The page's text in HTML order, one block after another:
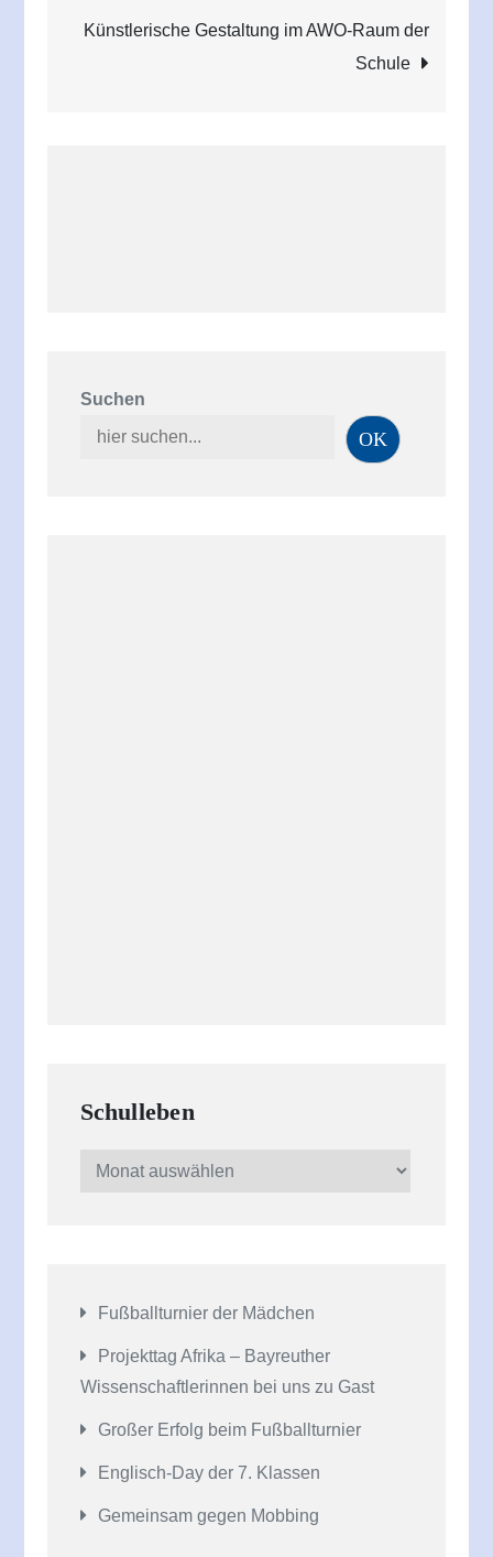
Künstlerische Gestaltung im AWO-Raum der
Schule
Suchen
OK
Schulleben
Schulleben
Fußballturnier der Mädchen
Projekttag Afrika – Bayreuther
Wissenschaftlerinnen bei uns zu Gast
Großer Erfolg beim Fußballturnier
Englisch-Day der 7. Klassen
Gemeinsam gegen Mobbing